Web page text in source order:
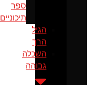
ספר
תיכוניים
הגיל
הרך
השכלה
גבוהה